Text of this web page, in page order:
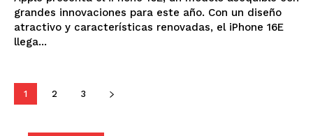
grandes innovaciones para este año. Con un diseño
atractivo y características renovadas, el iPhone 16E
llega...
1 2 3